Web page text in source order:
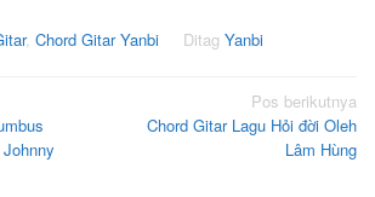
, Chord Gitar Yanbi Ditag Yanbi
Pos berikutnya
Chord Gitar Lagu Hỏi đời Oleh
Lâm Hùng